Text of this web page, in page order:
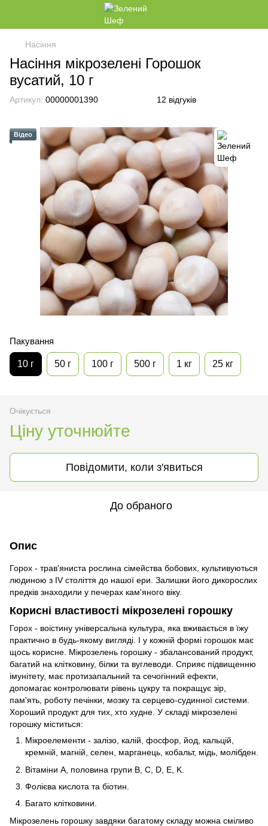
Насіння
Насіння мікрозелені Горошок
вусатий, 10 г
Артикул: 00000001390 12 відгуків
Відео
Пакування
10 г 50 г 100 г 500 г 1 кг 25 кг
Очікується
Ціну уточнюйте
Повідомити, коли з'явиться
До обраного
Опис
Горох - трав'яниста рослина сімейства бобових, культивуються
людиною з IV століття до нашої ери. Залишки його дикорослих
предків знаходили у печерах кам'яного віку.
Корисні властивості мікрозелені горошку
Горох - воістину універсальна культура, яка вживається в їжу
практично в будь-якому вигляді. І у кожній формі горошок має
щось корисне. Мікрозелень горошку - збалансований продукт,
багатий на клітковину, білки та вуглеводи. Сприяє підвищенню
імунітету, має протизапальний та сечогінний ефекти,
допомагає контролювати рівень цукру та покращує зір,
пам'ять, роботу печінки, мозку та серцево-судинної системи.
Хороший продукт для тих, хто худне. У складі мікрозелені
горошку міститься:
Мікроелементи - залізо, калій, фосфор, йод, кальцій,
кремній, магній, селен, марганець, кобальт, мідь, молібден.
Вітаміни A, половина групи B, С, D, E, K.
Фолієва кислота та біотин.
Багато клітковини.
Мікрозелень горошку завдяки багатому складу можна сміливо